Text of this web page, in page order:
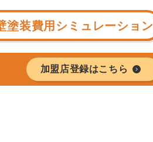
塗装費用シミュレーション
加盟店登録はこちら